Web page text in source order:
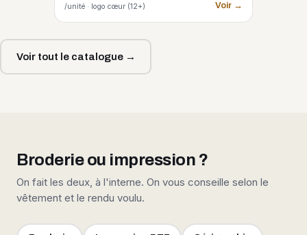
/unité · logo cœur (12+) Voir →
Voir tout le catalogue →
Broderie ou impression ?
On fait les deux, à l'interne. On vous conseille selon le
vêtement et le rendu voulu.